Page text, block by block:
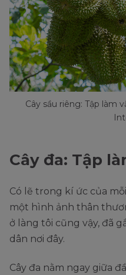
Cây sầu riêng: Tập làm
Cây đa: Tập
Có lẽ trong kí ức của
một hình ảnh thân
ở làng tôi cũng vậy, đã
dân nơi đây.
Cây đa nằm ngay giữa